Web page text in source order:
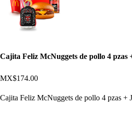
Cajita Feliz McNuggets de pollo 4 pzas
MX$174.00
Cajita Feliz McNuggets de pollo 4 pzas +